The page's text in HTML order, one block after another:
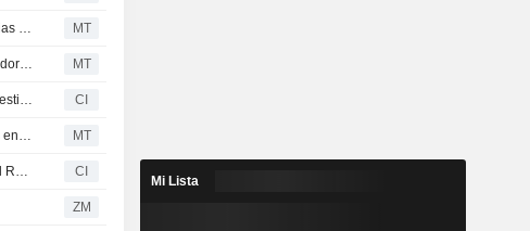
Jacobs Solutions prestará servicios de planificación y tramitación de licencias para proyectos nucleares en el Reino Unido MT
Jacobs Solutions se adjudica un contrato marco de siete años con el operador de red alemán TransnetBW MT
TransnetBW selecciona a Jacobs para un acuerdo marco multidisciplinar destinado a impulsar la expansión de la red eléctrica en Alemania CI
Jacobs Solutions se adjudica tres nuevos contratos con National Highways en el Reino Unido MT
Jacobs se adjudica tres contratos estratégicos con National Highways en el Reino Unido CI
ZM
Mi Lista